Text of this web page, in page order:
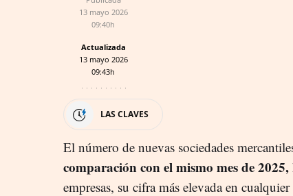
13 mayo 2026
09:40h
Actualizada
13 mayo 2026
09:43h
LAS CLAVES
El número de nuevas sociedades
comparación con el mismo mes de 2025,
empresas, su cifra más elevada en